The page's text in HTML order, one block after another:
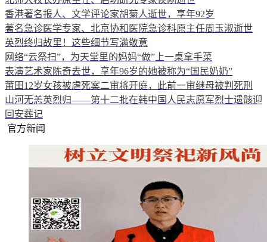
香港著名报人、文学评论家胡菊人逝世，享年92岁
著名急诊医学专家、北京协和医院急诊科原主任周玉淑逝世
英烈终归故里！这些细节写满敬意
网络“云祭扫”，为天堂里的妈妈“做”上一桌拿手菜
表演艺术家陈奇去世，享年96岁的她被称为“国民奶奶”
莆田12岁女孩被虐死案二审将开庭，此前一审继母被判死刑
山河无恙英烈归——第十二批在韩中国人民志愿军烈士遗骸迎
回安葬记
官方新闻